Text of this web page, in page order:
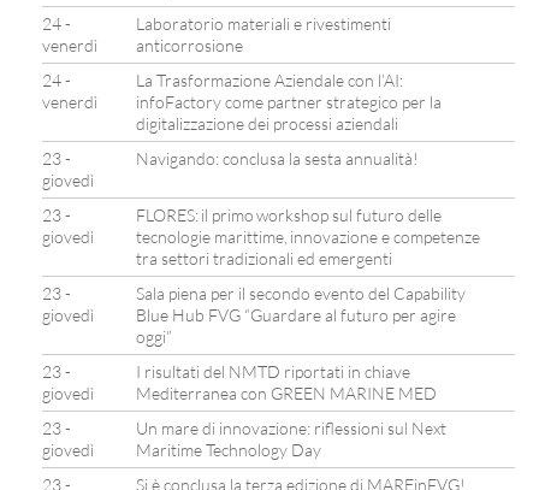
24 -
venerdì
Laboratorio materiali e rivestimenti
anticorrosione
24 -
venerdì
La Trasformazione Aziendale con l’AI:
infoFactory come partner strategico per la
digitalizzazione dei processi aziendali
23 -
giovedì
Navigando: conclusa la sesta annualità!
23 -
giovedì
FLORES: il primo workshop sul futuro delle
tecnologie marittime, innovazione e competenze
tra settori tradizionali ed emergenti
23 -
giovedì
Sala piena per il secondo evento del Capability
Blue Hub FVG “Guardare al futuro per agire
oggi”
23 -
giovedì
I risultati del NMTD riportati in chiave
Mediterranea con GREEN MARINE MED
23 -
giovedì
Un mare di innovazione: riflessioni sul Next
Maritime Technology Day
23 -
Si è conclusa la terza edizione di MAREinFVG!